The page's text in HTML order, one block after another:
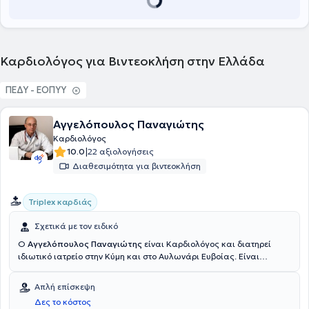
Καρδιολόγος για Βιντεοκλήση στην Ελλάδα
ΠΕΔΥ - ΕΟΠΥΥ
Αγγελόπουλος Παναγιώτης
Καρδιολόγος
10.0|22 αξιολογήσεις
Διαθεσιμότητα για βιντεοκλήση
Triplex καρδιάς
Σχετικά με τον ειδικό
Ο Αγγελόπουλος Παναγιώτης είναι Καρδιολόγος και διατηρεί
ιδιωτικό ιατρείο στην Κύμη και στο Αυλωνάρι Ευβοίας. Είναι
Καποδιστριακού Πανεπιστημίου Αθηνών καθώς και Διδάκτορας
Ιατρικής του προαναφερθέντος πανεπιστημίου. Στο πλαίσιο της
ειδίκευσής, του εργάστηκε στην Α' Πανεπιστημιακή καρδιολογική
Απλή επίσκεψη
Δες το κόστος